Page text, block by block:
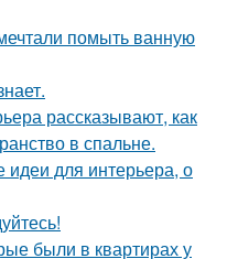
помыть ванную
рассказывают, как
в спальне.
для интерьера, о
были в квартирах у